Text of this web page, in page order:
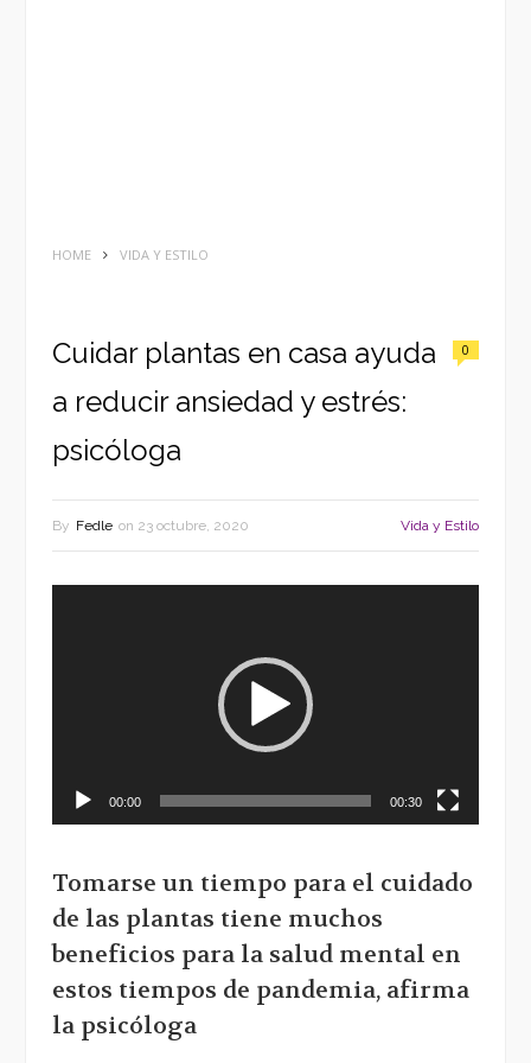
HOME VIDA Y ESTILO
Cuidar plantas en casa ayuda
a reducir ansiedad y estrés:
psicóloga
0
By Fedle on 23 octubre, 2020 Vida y Estilo
00:00 00:30
Tomarse un tiempo para el cuidado
de las plantas tiene muchos
beneficios para la salud mental en
estos tiempos de pandemia, afirma
la psicóloga